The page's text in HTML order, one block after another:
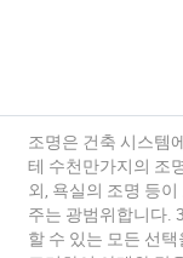
조명은 건축 시스템
테 수천만가지의 조
외, 욕실의 조명 등
주는 광범위합니다.
할 수 있는 모든 선